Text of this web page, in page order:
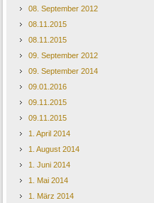
08. September 2012
08.11.2015
08.11.2015
09. September 2012
09. September 2014
09.01.2016
09.11.2015
09.11.2015
1. April 2014
1. August 2014
1. Juni 2014
1. Mai 2014
1. März 2014